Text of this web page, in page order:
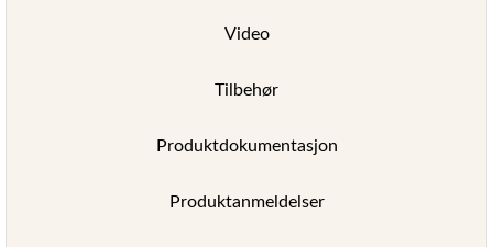
Video
Tilbehør
Produktdokumentasjon
Produktanmeldelser